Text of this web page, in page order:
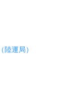
運局）